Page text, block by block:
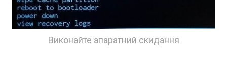
Виконайте апаратний скидання